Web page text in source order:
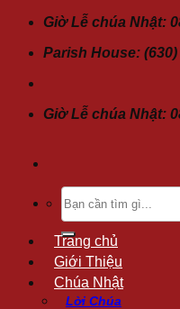
ChuyểnGiờ Lễ chúa Nhật:
Parish House: (630)
Giờ Lễ chúa Nhật:
Tìm
kiếm:
Trang chủ
Giới Thiệu
Chúa Nhật
Lời Chúa